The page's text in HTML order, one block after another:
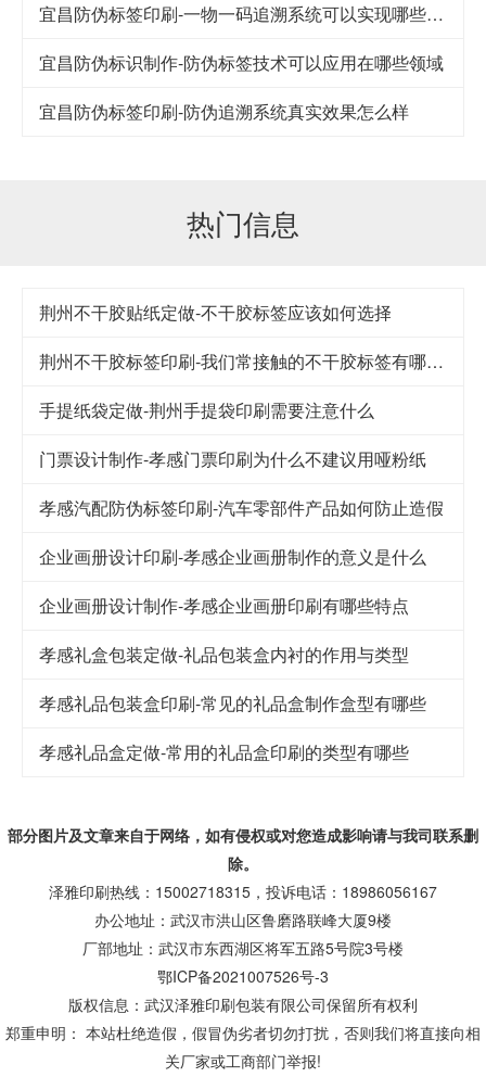
宜昌防伪标签印刷-一物一码追溯系统可以实现哪些功能
宜昌防伪标识制作-防伪标签技术可以应用在哪些领域
宜昌防伪标签印刷-防伪追溯系统真实效果怎么样
热门信息
荆州不干胶贴纸定做-不干胶标签应该如何选择
荆州不干胶标签印刷-我们常接触的不干胶标签有哪几类
手提纸袋定做-荆州手提袋印刷需要注意什么
门票设计制作-孝感门票印刷为什么不建议用哑粉纸
孝感汽配防伪标签印刷-汽车零部件产品如何防止造假
企业画册设计印刷-孝感企业画册制作的意义是什么
企业画册设计制作-孝感企业画册印刷有哪些特点
孝感礼盒包装定做-礼品包装盒内衬的作用与类型
孝感礼品包装盒印刷-常见的礼品盒制作盒型有哪些
孝感礼品盒定做-常用的礼品盒印刷的类型有哪些
部分图片及文章来自于网络，如有侵权或对您造成影响请与我司联系删
除。
泽雅印刷热线：15002718315，投诉电话：18986056167
办公地址：武汉市洪山区鲁磨路联峰大厦9楼
厂部地址：武汉市东西湖区将军五路5号院3号楼
鄂ICP备2021007526号-3
版权信息：武汉泽雅印刷包装有限公司保留所有权利
郑重申明： 本站杜绝造假，假冒伪劣者切勿打扰，否则我们将直接向相
关厂家或工商部门举报!